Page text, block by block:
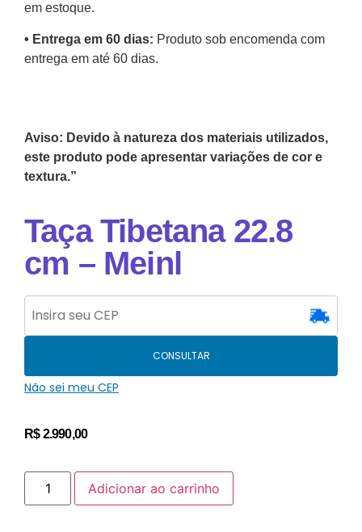
em estoque.
•⁠ Entrega em 60 dias: Produto sob encomenda com
entrega em até 60 dias.
Aviso: Devido à natureza dos materiais utilizados,
este produto pode apresentar variações de cor e
textura.”
Taça Tibetana 22.8
cm – Meinl
CONSULTAR
Não sei meu CEP
R$2.990,00
Adicionar ao carrinho